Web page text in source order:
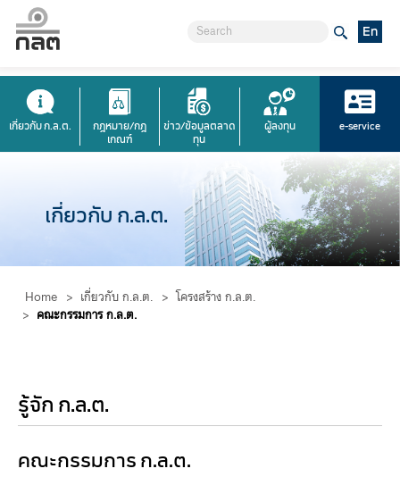
En
เกี่ยวกับ ก.ล.ต.
กฎหมาย/กฎ
เกณฑ์
ข่าว/ข้อมูลตลาด
ทุน
ผู้ลงทุน e-service
เกี่ยวกับ ก.ล.ต.
Home > เกี่ยวกับ ก.ล.ต. >โครงสร้าง ก.ล.ต.
> คณะกรรมการ ก.ล.ต.
รู้จัก ก.ล.ต.
​​​​​​​​​​​​​​​​​​​​​​คณะกรรมการ ก.ล.ต.​